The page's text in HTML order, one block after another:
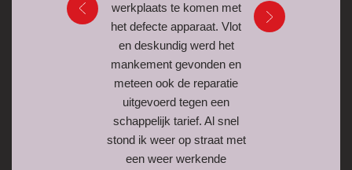
werkplaats te komen met
het defecte apparaat. Vlot
en deskundig werd het
mankement gevonden en
meteen ook de reparatie
uitgevoerd tegen een
schappelijk tarief. Al snel
stond ik weer op straat met
een weer werkende